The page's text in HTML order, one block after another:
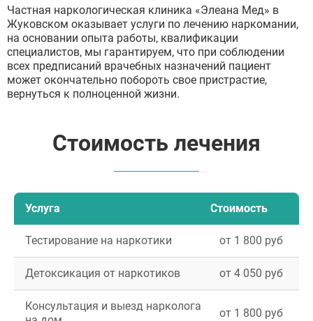
Частная наркологическая клиника «Элеана Мед» в
Жуковском оказывает услуги по лечению наркомании,
на основании опыта работы, квалификации
специалистов, мы гарантируем, что при соблюдении
всех предписаний врачебных назначений пациент
может окончательно побороть свое пристрастие,
вернуться к полноценной жизни.
Стоимость лечения
Услуга Стоимость
Тестирование на наркотики от 1 800 руб
Детоксикация от наркотиков от 4 050 руб
Консультация и выезд нарколога
от 1 800 руб